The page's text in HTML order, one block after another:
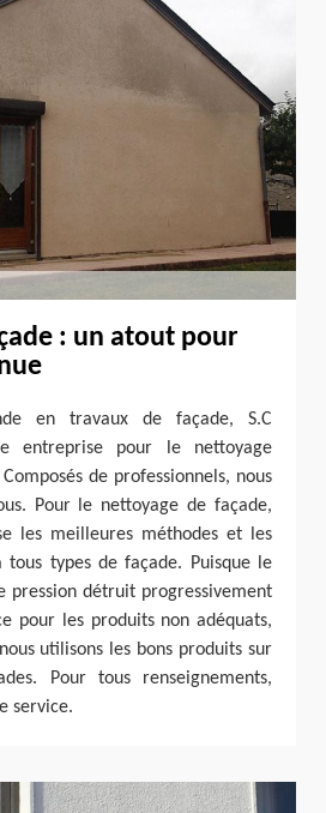
: un atout pour
en travaux de façade, S.C
entreprise pour le nettoyage
de professionnels, nous
Pour le nettoyage de façade,
les meilleures méthodes et les
tous types de façade. Puisque le
pression détruit progressivement
pour les produits non adéquats,
utilisons les bons produits sur
Pour tous renseignements,
service.